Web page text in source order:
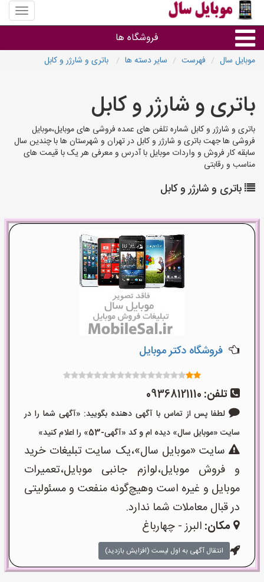
منوی
سایت
سال
فروشگاه ها
سایر گروه ها
فروشگاه های موبایل
موبایل سال فهرست سایر دسته ها باتری و شارژر و کابل
باتری و شارژر و کابل
باتری و شارژر و کابل شماره تلفن های عمده فروشی های موبایل،موبایل
فروشی ها جهت باتری و شارژر و کابل در تهران و شهرستان ها با چندین سال
سابقه کار فروش و واردات موبایل با آدرس و معرفی هر یک با قیمت های
مناسب و رقابتی
باتری و شارژر و کابل
فروشگاه دکتر موبایل
تلفن: 09368121110
لطفا پس از تماس با آگهی دهنده بگویید: «آگهی شما را در
سایت «موبایل سال» دیده ام و کد «آگهی-53» را اعلام کنید»
سایت «موبایل سال»،یک سایت تبلیغات خرید
و فروش موبایل،لوازم جانبی موبایل،تعمیرات
موبایل و غیره است وهیچ‌گونه منفعت و مسئولیتی
در قبال معاملات شما ندارد.
مکان: البرز - چهارباغ
انتقال آگهی به اول لیست (افزایش بازدید)